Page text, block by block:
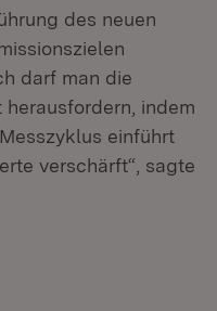
des neuen
darf man die
indem
einführt
verschärft“, sagte